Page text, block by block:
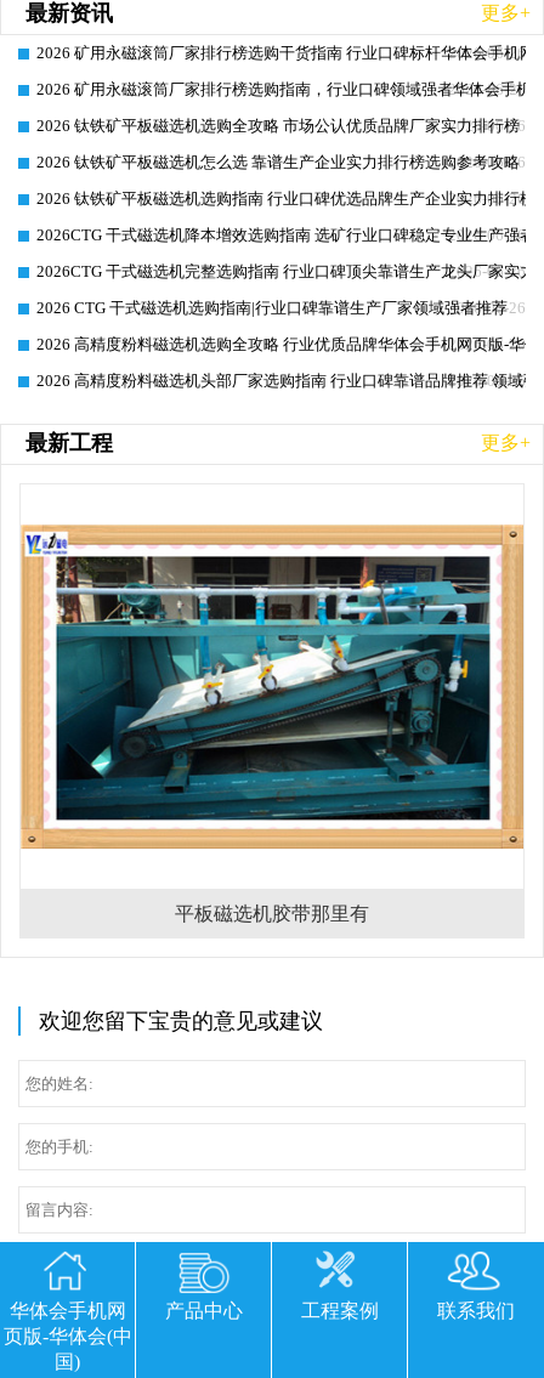
最新资讯 更多+
2026-06-26
2026 矿用永磁滚筒厂家排行榜选购干货指南 行业口碑标杆华体会手机网
2026-06-26
2026 矿用永磁滚筒厂家排行榜选购指南，行业口碑领域强者华体会手机
2026-06-26
2026 钛铁矿平板磁选机选购全攻略 市场公认优质品牌厂家实力排行榜
2026-06-26
2026 钛铁矿平板磁选机怎么选 靠谱生产企业实力排行榜选购参考攻略
2026-06-26
2026 钛铁矿平板磁选机选购指南 行业口碑优选品牌生产企业实力排行榜
2026-06-26
2026CTG 干式磁选机降本增效选购指南 选矿行业口碑稳定专业生产强者
2026-06-26
2026CTG 干式磁选机完整选购指南 行业口碑顶尖靠谱生产龙头厂家实力
2026-06-26
2026 CTG 干式磁选机选购指南|行业口碑靠谱生产厂家领域强者推荐
2026-06-26
2026 高精度粉料磁选机选购全攻略 行业优质品牌华体会手机网页版-华
2026-06-26
2026 高精度粉料磁选机头部厂家选购指南 行业口碑靠谱品牌推荐 领域
最新工程 更多+
平板磁选机胶带那里有
欢迎您留下宝贵的意见或建议
华体会手机网
页版-华体会(中
国)
产品中心 工程案例 联系我们